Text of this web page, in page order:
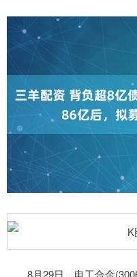
8月29日，电工合金